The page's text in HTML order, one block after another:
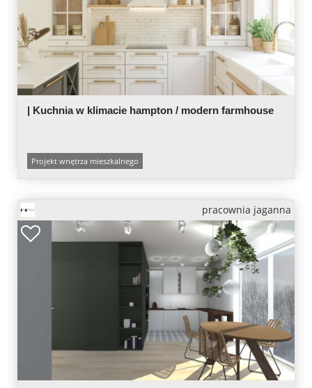
| Kuchnia w klimacie hampton / modern farmhouse
Projekt wnętrza mieszkalnego
pracownia jaganna